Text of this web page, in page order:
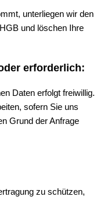
unterliegen wir den
und löschen Ihre
erforderlich:
Daten erfolgt freiwillig.
sofern Sie uns
Grund der Anfrage
zu schützen,